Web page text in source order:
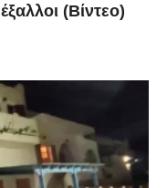
(Βίντεο)